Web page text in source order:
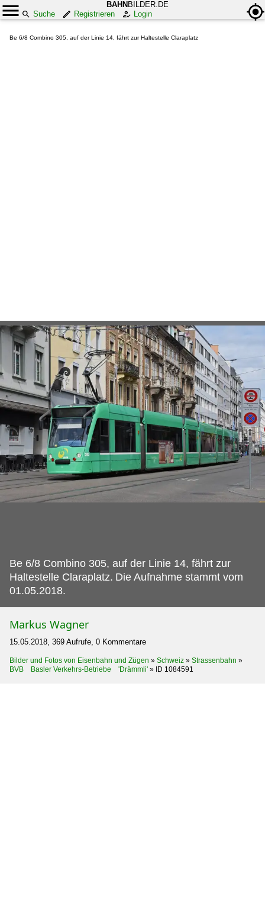
BAHN BILDER.DE
Suche
Registrieren Login
Be 6/8 Combino 305, auf der Linie 14, fährt zur Haltestelle Claraplatz
Be 6/8 Combino 305, auf der Linie 14, fährt zur
Haltestelle Claraplatz. Die Aufnahme stammt vom
01.05.2018.
Markus Wagner
15.05.2018, 369 Aufrufe, 0 Kommentare
Bilder und Fotos von Eisenbahn und Zügen » Schweiz » Strassenbahn »
BVB Basler Verkehrs-Betriebe 'Drämmli' » ID 1084591